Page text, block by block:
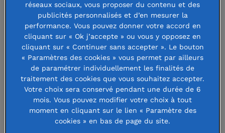
Le Fonds François Perroux a pour
mission de promouvoir l’œuvre de cet
économiste français du vingtième
siècle, notamment par la publication
de ses textes et le financement de
recherches poursuivant les axes
réseaux sociaux, vous proposer du contenu et des
publicités personnalisés et d’en mesurer la
performance. Vous pouvez donner votre accord en
cliquant sur « Ok j’accepte » ou vous y opposez en
cliquant sur « Continuer sans accepter ». Le bouton
« Paramètres des cookies » vous permet par ailleurs
de paramétrer individuellement les finalités de
traitement des cookies que vous souhaitez accepter.
Votre choix sera conservé pendant une durée de 6
mois. Vous pouvez modifier votre choix à tout
moment en cliquant sur le lien « Paramètre des
cookies » en bas de page du site.